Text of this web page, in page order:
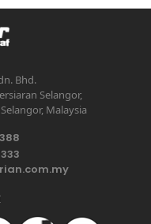
Bhd.
Selangor,
Malaysia